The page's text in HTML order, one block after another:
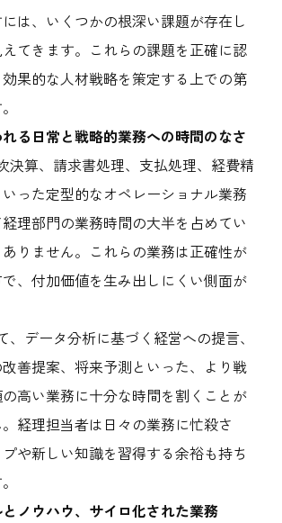
は、いくつかの根深い課題が存在し
てきます。これらの課題を正確に認
果的な人材戦略を策定する上での第
る日常と戦略的業務への時間のなさ
決算、請求書処理、支払処理、経費精
った定型的なオペレーショナル業務
理部門の業務時間の大半を占めてい
りません。これらの業務は正確性が
、付加価値を生み出しにくい側面が
、データ分析に基づく経営への提言、
善提案、将来予測といった、より戦
高い業務に十分な時間を割くことが
経理担当者は日々の業務に忙殺さ
や新しい知識を習得する余裕も持ち
ノウハウ、サイロ化された業務